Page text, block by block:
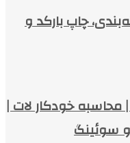
چاپ بارکد و
خودکار لات |
و سوئینگ